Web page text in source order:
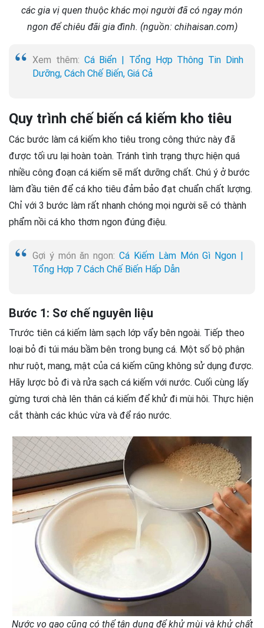
các gia vị quen thuộc khác mọi người đã có ngay món
ngon để chiêu đãi gia đình. (nguồn: chihaisan.com)
Xem thêm: Cá Biển | Tổng Hợp Thông Tin Dinh
Dưỡng, Cách Chế Biến, Giá Cả
Quy trình chế biến cá kiếm kho tiêu
Các bước làm cá kiếm kho tiêu trong công thức này đã
được tối ưu lại hoàn toàn. Tránh tình trạng thực hiện quá
nhiều công đoạn cá kiếm sẽ mất dưỡng chất. Chú ý ở bước
làm đầu tiên để cá kho tiêu đảm bảo đạt chuẩn chất lượng.
Chỉ với 3 bước làm rất nhanh chóng mọi người sẽ có thành
phẩm nồi cá kho thơm ngon đúng điệu.
Gợi ý món ăn ngon:Cá Kiếm Làm Món Gì Ngon |
Tổng Hợp 7 Cách Chế Biến Hấp Dẫn
Bước 1: Sơ chế nguyên liệu
Trước tiên cá kiếm làm sạch lớp vẩy bên ngoài. Tiếp theo
loại bỏ đi túi máu bầm bên trong bụng cá. Một số bộ phận
như ruột, mang, mật của cá kiếm cũng không sử dụng được.
Hãy lược bỏ đi và rửa sạch cá kiếm với nước. Cuối cùng lấy
gừng tươi chà lên thân cá kiếm để khử đi mùi hôi. Thực hiện
cắt thành các khúc vừa và để ráo nước.
Nước vo gạo cũng có thể tận dụng để khử mùi và khử chất